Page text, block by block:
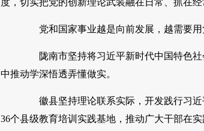
度，切实把党的创新理论武装融在日常、抓在
党和国家事业越是向前发展，越需要用
陇南市坚持将习近平新时代中国特色社
中推动学深悟透弄懂做实。
徽县坚持理论联系实际，开发践行习近
36个县级教育培训实践基地，推动广大干部在